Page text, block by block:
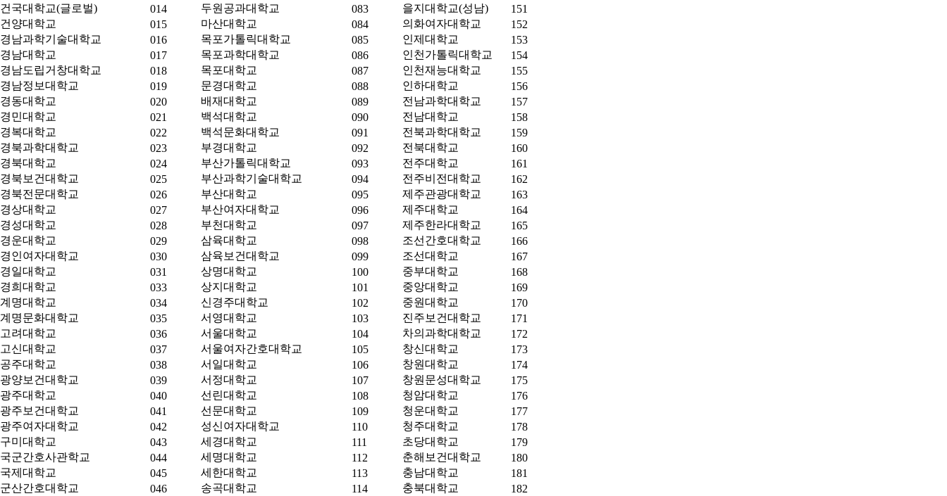
건국대학교(글로벌)
014 두원공과대학교 083 을지대학교(성남)
151
건양대학교
015 마산대학교 084 의화여자대학교
152
경남과학기술대학교
016 목포가톨릭대학교 085 인제대학교
153
경남대학교
017 목포과학대학교 086 인천가톨릭대학교
154
경남도립거창대학교
018 목포대학교 087 인천재능대학교
155
경남정보대학교
019 문경대학교 088 인하대학교
156
경동대학교
020 배재대학교 089 전남과학대학교
157
경민대학교
021 백석대학교 090 전남대학교
158
경복대학교
022 백석문화대학교 091 전북과학대학교
159
경북과학대학교
023 부경대학교 092 전북대학교
160
경북대학교
024 부산가톨릭대학교 093 전주대학교
161
경북보건대학교
025 부산과학기술대학교 094 전주비전대학교
162
경북전문대학교
026 부산대학교 095 제주관광대학교
163
경상대학교
027 부산여자대학교 096 제주대학교
164
경성대학교
028 부천대학교 097 제주한라대학교
165
경운대학교
029 삼육대학교 098 조선간호대학교
166
경인여자대학교
030 삼육보건대학교 099 조선대학교
167
경일대학교
031 상명대학교 100 중부대학교
168
경희대학교
033 상지대학교 101 중앙대학교
169
계명대학교
034 신경주대학교 102 중원대학교
170
계명문화대학교
035 서영대학교 103 진주보건대학교
171
고려대학교
036 서울대학교 104 차의과학대학교
172
고신대학교
037 서울여자간호대학교 105 창신대학교
173
공주대학교
038 서일대학교 106 창원대학교
174
광양보건대학교
039 서정대학교 107 창원문성대학교
175
광주대학교
040 선린대학교 108 청암대학교
176
광주보건대학교
041 선문대학교 109 청운대학교
177
광주여자대학교
042 성신여자대학교 110 청주대학교
178
구미대학교
043 세경대학교 111 초당대학교
179
국군간호사관학교
044 세명대학교 112 춘해보건대학교
180
국제대학교
045 세한대학교 113 충남대학교
181
군산간호대학교
046 송곡대학교 114 충북대학교
182